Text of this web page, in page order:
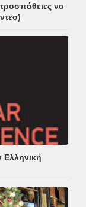
να
Ελληνική